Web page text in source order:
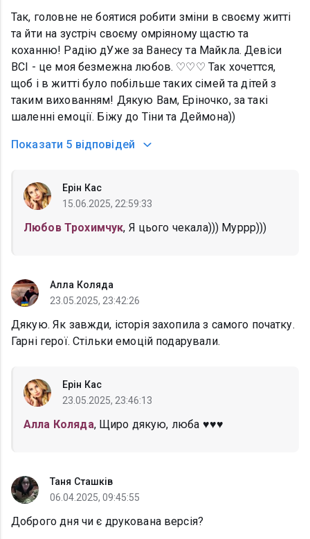
Так, головне не боятися робити зміни в своєму житті
та йти на зустріч своєму омріяному щастю та
коханню! Радію дУже за Ванесу та Майкла. Девіси
ВСІ - це моя безмежна любов. ♡♡♡ Так хочеттся,
щоб і в житті було побільше таких сімей та дітей з
таким вихованням! Дякую Вам, Еріночко, за такі
шаленні емоції. Біжу до Тіни та Деймона))
Показати 5 відповідей
Ерін Кас
15.06.2025, 22:59:33
Любов Трохимчук, Я цього чекала))) Муррр)))
Алла Коляда
23.05.2025, 23:42:26
Дякую. Як завжди, історія захопила з самого початку.
Гарні герої. Стільки емоцій подарували.
Ерін Кас
23.05.2025, 23:46:13
Алла Коляда, Щиро дякую, люба ♥♥♥
Таня Сташків
06.04.2025, 09:45:55
Доброго дня чи є друкована версія?